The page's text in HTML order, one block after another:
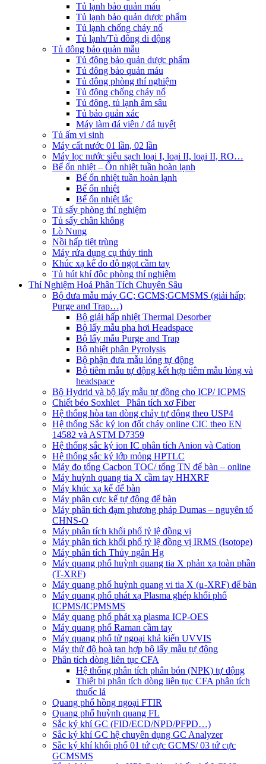
Tủ lạnh bảo quản máu
Tủ lạnh bảo quản dược phẩm
Tủ lạnh chống cháy nổ
Tủ lạnh/Tủ đông di động
Tủ đông bảo quản mẫu
Tủ đông bảo quản dược phẩm
Tủ đông bảo quản máu
Tủ đông phòng thí nghiệm
Tủ đông chống cháy nổ
Tủ đông, tủ lạnh âm sâu
Tủ bảo quản xác
Máy làm đá viên / đá tuyết
Tủ ấm vi sinh
Máy cất nước 01 lần, 02 lần
Máy lọc nước siêu sạch loại I, loại II, loại II, RO…
Bể ổn nhiệt – Ổn nhiệt tuần hoàn lạnh
Bể ổn nhiệt tuần hoàn lạnh
Bể ổn nhiệt
Bể ổn nhiệt lắc
Tủ sấy phòng thí nghiệm
Tủ sấy chân không
Lò Nung
Nồi hấp tiệt trùng
Máy rửa dụng cụ thủy tinh
Khúc xạ kế đo độ ngọt cầm tay
Tủ hút khí độc phòng thí nghiệm
Thí Nghiệm Hoá Phân Tích Chuyên Sâu
Bộ đưa mẫu máy GC; GCMS;GCMSMS (giải hấp;
Purge and Trap…)
Bộ giải hấp nhiệt Thermal Desorber
Bộ lấy mẫu pha hơi Headspace
Bộ lấy mẫu Purge and Trap
Bộ nhiệt phân Pyrolysis
Bộ phận đưa mẫu lỏng tự động
Bộ tiêm mẫu tự động kết hợp tiêm mẫu lỏng và
headspace
Bộ Hydrid và bộ lấy mẫu tự đồng cho ICP/ ICPMS
Chiết béo Soxhlet_ Phân tích xơ Fiber
Hệ thống hòa tan dòng chảy tự động theo USP4
Hệ thống Sắc ký ion đốt cháy online CIC theo EN
14582 và ASTM D7359
Hệ thống sắc ký ion IC phân tích Anion và Cation
Hệ thống sắc ký lớp mỏng HPTLC
Máy đo tổng Cacbon TOC/ tổng TN để bàn – online
Máy huỳnh quang tia X cầm tay HHXRF
Máy khúc xạ kế để bàn
Máy phân cực kế tự động để bàn
Máy phân tích đạm phương pháp Dumas – nguyên tố
CHNS-O
Máy phân tích khối phổ tỷ lệ đồng vị
Máy phân tích khối phổ tỷ lệ đồng vị IRMS (Isotope)
Máy phân tích Thủy ngân Hg
Máy quang phổ huỳnh quang tia X phản xạ toàn phần
(T-XRF)
Máy quang phổ huỳnh quang vi tia X (μ-XRF) để bàn
Máy quang phổ phát xạ Plasma ghép khối phổ
ICPMS/ICPMSMS
Máy quang phổ phát xạ plasma ICP-OES
Máy quang phổ Raman cầm tay
Máy quang phổ tử ngoại khả kiến UVVIS
Máy thử độ hoà tan hợp bộ lấy mẫu tự động
Phân tích dòng liên tục CFA
Hệ thống phân tích phân bón (NPK) tự động
Thiết bị phân tích dòng liên tục CFA phân tích
thuốc lá
Quang phổ hồng ngoại FTIR
Quang phổ huỳnh quang FL
Sắc ký khí GC (FID/ECD/NPD/PFPD…)
Sắc ký khí GC hệ chuyên dụng GC Analyzer
Sắc ký khí khối phổ 01 tứ cực GCMS/ 03 tứ cực
GCMSMS